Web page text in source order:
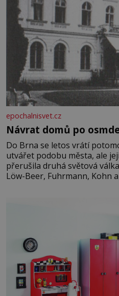
epochalnisvet.cz
Návrat domů po
Do Brna se letos vrátí
utvářet podobu města, ale
přerušila druhá světová
Löw-Beer, Fuhrmann, Kohn
jednoduché. Místa, která si